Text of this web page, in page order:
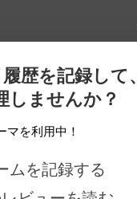
歴を記録して、
しませんか？
マを利用中！
ムを記録する